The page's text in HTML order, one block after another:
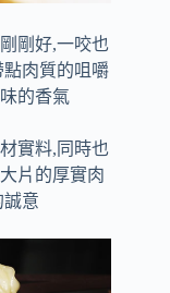
剛好,一咬也
肉質的咀嚼
的香氣
實料,同時也
片的厚實肉
意